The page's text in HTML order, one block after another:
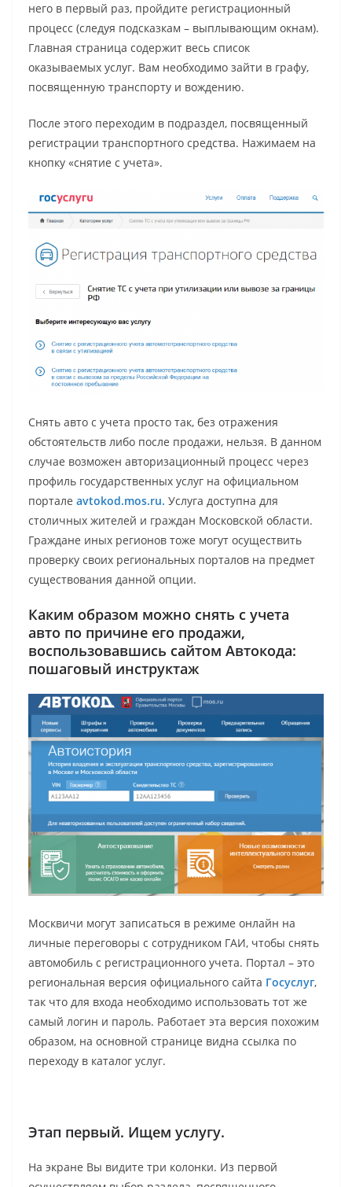
него в первый раз, пройдите регистрационный
процесс (следуя подсказкам – выплывающим окнам).
Главная страница содержит весь список
оказываемых услуг. Вам необходимо зайти в графу,
посвященную транспорту и вождению.
После этого переходим в подраздел, посвященный
регистрации транспортного средства. Нажимаем на
кнопку «снятие с учета».
Снять авто с учета просто так, без отражения
обстоятельств либо после продажи, нельзя. В данном
случае возможен авторизационный процесс через
профиль государственных услуг на официальном
портале avtokod.mos.ru. Услуга доступна для
столичных жителей и граждан Московской области.
Граждане иных регионов тоже могут осуществить
проверку своих региональных порталов на предмет
существования данной опции.
Каким образом можно снять с учета
авто по причине его продажи,
воспользовавшись сайтом Автокода:
пошаговый инструктаж
Москвичи могут записаться в режиме онлайн на
личные переговоры с сотрудником ГАИ, чтобы снять
автомобиль с регистрационного учета. Портал – это
региональная версия официального сайта Госуслуг,
так что для входа необходимо использовать тот же
самый логин и пароль. Работает эта версия похожим
образом, на основной странице видна ссылка по
переходу в каталог услуг.
Этап первый. Ищем услугу.
На экране Вы видите три колонки. Из первой